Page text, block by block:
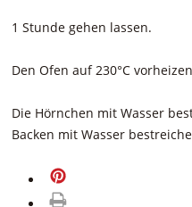
1 Stunde gehen lassen.
Den Ofen auf 230°C
Die Hörnchen mit Wasser
Backen mit Wasser